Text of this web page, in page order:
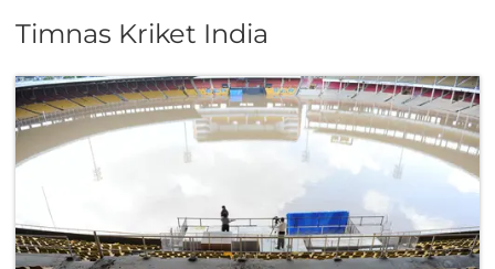
Timnas Kriket India